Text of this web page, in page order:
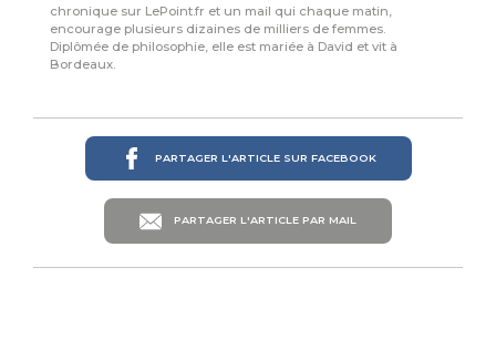
chronique sur LePoint.fr et un mail qui chaque matin,
encourage plusieurs dizaines de milliers de femmes.
Diplômée de philosophie, elle est mariée à David et vit à
Bordeaux.
PARTAGER L'ARTICLE SUR FACEBOOK
PARTAGER L'ARTICLE PAR MAIL